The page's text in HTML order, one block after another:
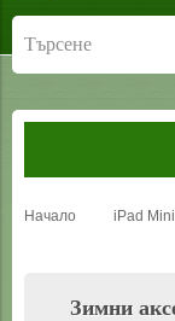
Начало iPad
Зимни